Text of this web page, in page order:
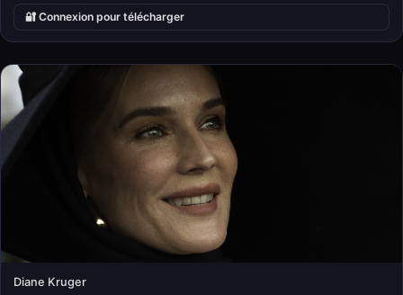
🔐 Connexion pour télécharger
Diane Kruger